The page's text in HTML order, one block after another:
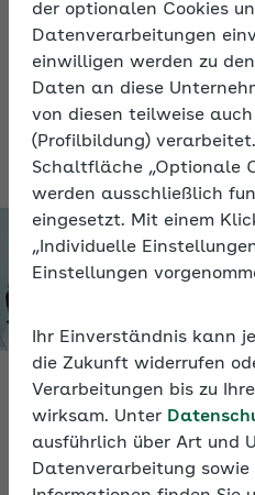
der optionalen Cookies
Datenverarbeitungen
einwilligen werden zu
Daten an diese
von diesen teilweise
(Profilbildung)
Schaltfläche „Optionale
werden ausschließlich
eingesetzt. Mit einem
„Individuelle
Einstellungen
Ihr Einverständnis kann
die Zukunft widerrufen
Verarbeitungen bis zu
wirksam. Unter
ausführlich über Art und
Datenverarbeitung sowie
gemeinsamen
das gelingt, können
Impulse aus der
Methoden zur
Video
Ziele erreichen: Ein